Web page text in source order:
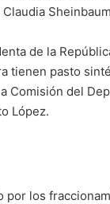
de la
tienen pasto
Comisión del
López.
los